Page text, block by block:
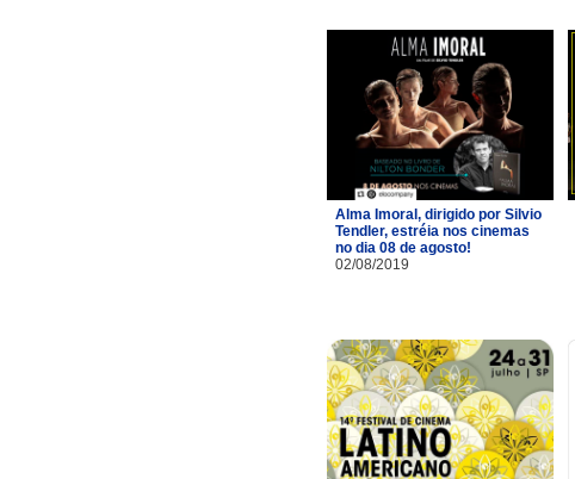
Alma Imoral, dirigido por Silvio
Tendler, estréia nos cinemas
no dia 08 de agosto!
02/08/2019